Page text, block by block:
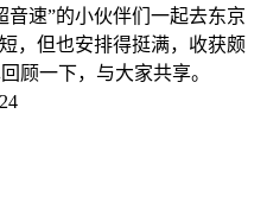
音速”的小伙伴们一起去东京
，但也安排得挺满，收获颇
顾一下，与大家共享。